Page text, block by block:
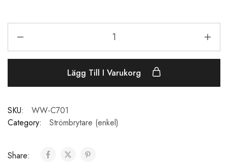
Lägg Till I Varukorg
SKU:
WW-C701
Category:
Strömbrytare (enkel)
Share: